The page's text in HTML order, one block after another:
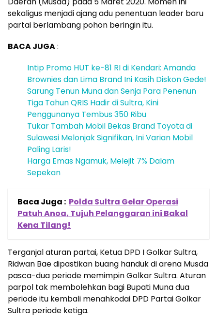
sekaligus menjadi ajang adu penentuan leader baru
partai berlambang pohon beringin itu.
BACA JUGA:
Intip Promo HUT ke-81 RI di Kendari: Amanda
Brownies dan Lima Brand Ini Kasih Diskon Gede!
Sarung Tenun Muna dan Senja Para Penenun
Tiga Tahun QRIS Hadir di Sultra, Kini
Penggunanya Tembus 350 Ribu
Tukar Tambah Mobil Bekas Brand Toyota di
Sulawesi Melonjak Signifikan, Ini Varian Mobil
Paling Laris!
Harga Emas Ngamuk, Melejit 7% Dalam
Sepekan
Baca Juga : Polda Sultra Gelar Operasi
Patuh Anoa, Tujuh Pelanggaran ini Bakal
Kena Tilang!
Terganjal aturan partai, Ketua DPD I Golkar Sultra,
Ridwan Bae dipastikan buang handuk di arena Musda
pasca-dua periode memimpin Golkar Sultra. Aturan
parpol tak membolehkan bagi Bupati Muna dua
periode itu kembali menahkodai DPD Partai Golkar
Sultra periode ketiga.